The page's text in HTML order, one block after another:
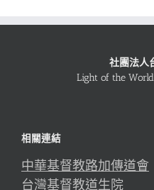
社團法人
Light of the
相關連結
中華基督教路加傳道會
台灣基督教道生院